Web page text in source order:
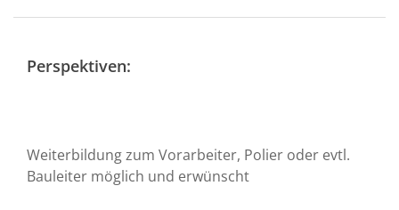
Perspektiven:
Weiterbildung zum Vorarbeiter, Polier oder evtl.
Bauleiter möglich und erwünscht